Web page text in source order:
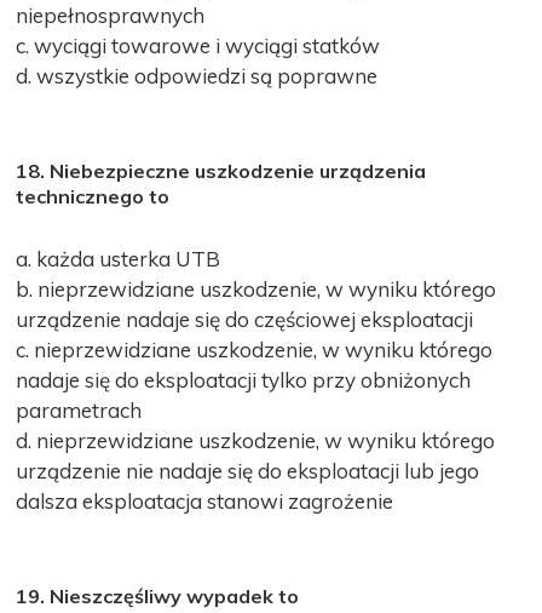
niepełnosprawnych
c. wyciągi towarowe i wyciągi statków
d. wszystkie odpowiedzi są poprawne
18. Niebezpieczne uszkodzenie urządzenia
technicznego to
a. każda usterka UTB
b. nieprzewidziane uszkodzenie, w wyniku którego
urządzenie nadaje się do częściowej eksploatacji
c. nieprzewidziane uszkodzenie, w wyniku którego
nadaje się do eksploatacji tylko przy obniżonych
parametrach
d. nieprzewidziane uszkodzenie, w wyniku którego
urządzenie nie nadaje się do eksploatacji lub jego
dalsza eksploatacja stanowi zagrożenie
19. Nieszczęśliwy wypadek to